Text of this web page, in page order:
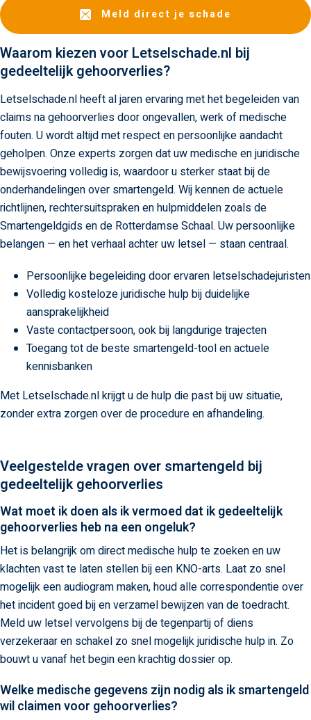
Meld direct je schade
Waarom kiezen voor Letselschade.nl bij
gedeeltelijk gehoorverlies?
Letselschade.nl heeft al jaren ervaring met het begeleiden van
claims na gehoorverlies door ongevallen, werk of medische
fouten. U wordt altijd met respect en persoonlijke aandacht
geholpen. Onze experts zorgen dat uw medische en juridische
bewijsvoering volledig is, waardoor u sterker staat bij de
onderhandelingen over smartengeld. Wij kennen de actuele
richtlijnen, rechtersuitspraken en hulpmiddelen zoals de
Smartengeldgids en de Rotterdamse Schaal. Uw persoonlijke
belangen — en het verhaal achter uw letsel — staan centraal.
Persoonlijke begeleiding door ervaren letselschadejuristen
Volledig kosteloze juridische hulp bij duidelijke
aansprakelijkheid
Vaste contactpersoon, ook bij langdurige trajecten
Toegang tot de beste smartengeld-tool en actuele
kennisbanken
Met Letselschade.nl krijgt u de hulp die past bij uw situatie,
zonder extra zorgen over de procedure en afhandeling.
Veelgestelde vragen over smartengeld bij
gedeeltelijk gehoorverlies
Wat moet ik doen als ik vermoed dat ik gedeeltelijk
gehoorverlies heb na een ongeluk?
Het is belangrijk om direct medische hulp te zoeken en uw
klachten vast te laten stellen bij een KNO-arts. Laat zo snel
mogelijk een audiogram maken, houd alle correspondentie over
het incident goed bij en verzamel bewijzen van de toedracht.
Meld uw letsel vervolgens bij de tegenpartij of diens
verzekeraar en schakel zo snel mogelijk juridische hulp in. Zo
bouwt u vanaf het begin een krachtig dossier op.
Welke medische gegevens zijn nodig als ik smartengeld
wil claimen voor gehoorverlies?